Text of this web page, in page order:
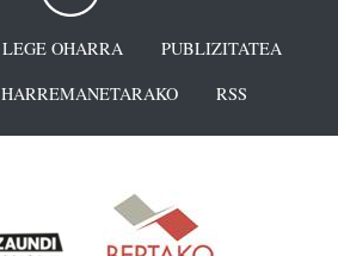
LEGE OHARRA
PUBLIZITATEA
HARREMANETARAKO RSS